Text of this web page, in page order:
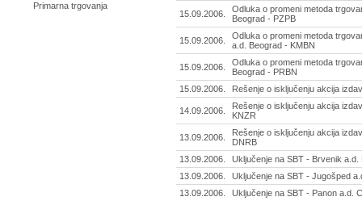
Primarna trgovanja
15.09.2006.
Odluka o promeni metoda
Beograd - PZPB
15.09.2006.
Odluka o promeni metoda
a.d. Beograd - KMBN
15.09.2006.
Odluka o promeni metoda
Beograd - PRBN
15.09.2006.
Rešenje o isključenju akcija
14.09.2006.
Rešenje o isključenju akcija
KNZR
13.09.2006.
Rešenje o isključenju akcija
DNRB
13.09.2006.
Uključenje na SBT - Brvenik a.d.
13.09.2006.
Uključenje na SBT - Jugošped
13.09.2006.
Uključenje na SBT - Panon a.d.